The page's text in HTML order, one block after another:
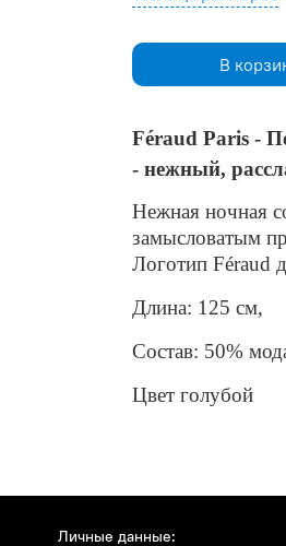
В
Féraud Paris -
- нежный,
Нежная ночная
замысловатым
Логотип Féraud
Длина: 125 см,
Состав: 50%
Цвет голубой
Личные данные: